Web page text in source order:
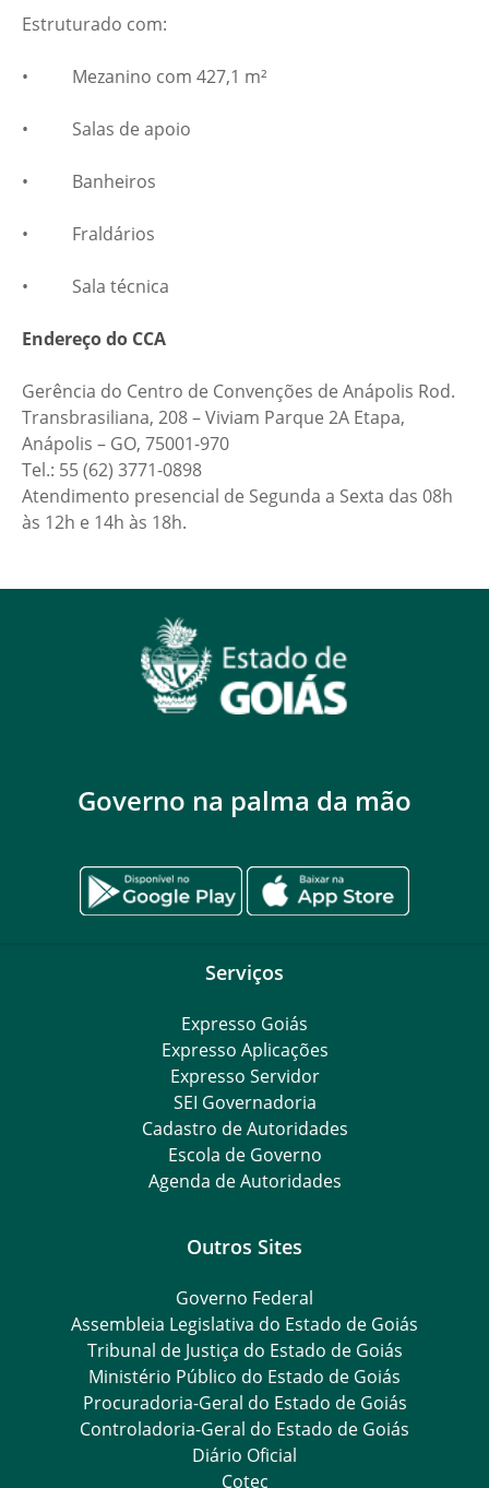
Estruturado com:
• Mezanino com 427,1 m²
• Salas de apoio
• Banheiros
• Fraldários
• Sala técnica
Endereço do CCA
Gerência do Centro de Convenções de Anápolis Rod.
Transbrasiliana, 208 – Viviam Parque 2A Etapa,
Anápolis – GO, 75001-970
Tel.: 55 (62) 3771-0898
Atendimento presencial de Segunda a Sexta das 08h
às 12h e 14h às 18h.
Governo na palma da mão
Serviços
Expresso Goiás
Expresso Aplicações
Expresso Servidor
SEI Governadoria
Cadastro de Autoridades
Escola de Governo
Agenda de Autoridades
Outros Sites
Governo Federal
Assembleia Legislativa do Estado de Goiás
Tribunal de Justiça do Estado de Goiás
Ministério Público do Estado de Goiás
Procuradoria-Geral do Estado de Goiás
Controladoria-Geral do Estado de Goiás
Diário Oficial
Cotec